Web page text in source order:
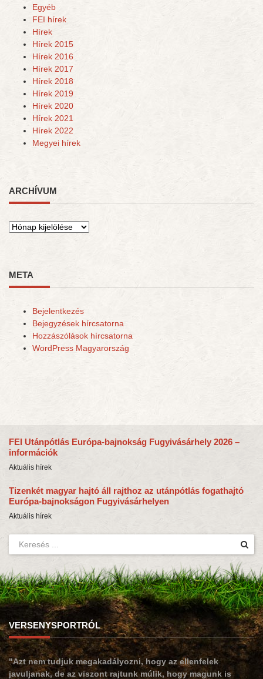
Egyéb
FEI hírek
Hírek
Hírek 2015
Hírek 2016
Hírek 2017
Hírek 2018
Hírek 2019
Hírek 2020
Hírek 2021
Hírek 2022
Megyei hírek
ARCHÍVUM
Archívum
META
Bejelentkezés
Bejegyzések hírcsatorna
Hozzászólások hírcsatorna
WordPress Magyarország
FEI Utánpótlás Európa-bajnokság Fugyivásárhely 2026 –
információk
Aktuális hírek
Tizenkét magyar hajtó áll rajthoz az utánpótlás fogathajtó
Európa-bajnokságon Fugyivásárhelyen
Aktuális hírek
VERSENYSPORTRÓL
"Azt nem tudjuk megakadályozni, hogy az ellenfelek
javuljanak, de az viszont rajtunk múlik, hogy magunk is